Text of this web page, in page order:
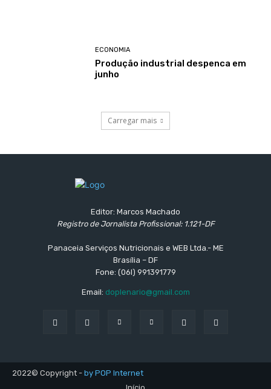
ECONOMIA
Produção industrial despenca em
junho
Carregar mais
Editor: Marcos Machado
Registro de Jornalista Profissional: 1.121-DF
Panaceia Serviços Nutricionais e WEB Ltda.- ME
Brasília – DF
Fone: (06l) 991391779
Email: doplenario@gmail.com
2022© Copyright - by POP Internet